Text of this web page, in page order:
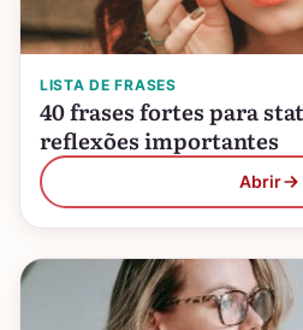
LISTA DE FRASES
40 frases fortes para
reflexões importantes
Abrir